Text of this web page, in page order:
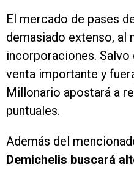
El mercado de pases
demasiado extenso, al
incorporaciones.
venta importante y
Millonario apostará a
puntuales.
Además del
Demichelis buscará